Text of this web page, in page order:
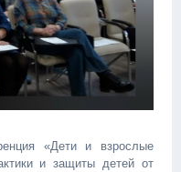
«Дети и взрослые
и защиты детей от